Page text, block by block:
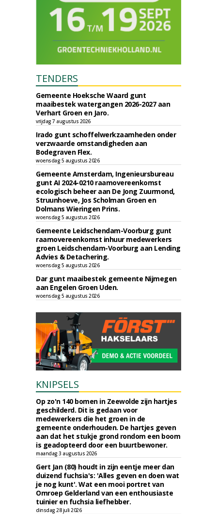
TENDERS
Gemeente Hoeksche Waard gunt
maaibestek watergangen 2026-2027 aan
Verhart Groen en Jaro.
vrijdag 7 augustus 2026
Irado gunt schoffelwerkzaamheden onder
verzwaarde omstandigheden aan
Bodegraven Flex.
woensdag 5 augustus 2026
Gemeente Amsterdam, Ingenieursbureau
gunt AI 2024-0210 raamovereenkomst
ecologisch beheer aan De Jong Zuurmond,
Struunhoeve, Jos Scholman Groen en
Dolmans Wieringen Prins.
woensdag 5 augustus 2026
Gemeente Leidschendam-Voorburg gunt
raamovereenkomst inhuur medewerkers
groen Leidschendam-Voorburg aan Lending
Advies & Detachering.
woensdag 5 augustus 2026
Dar gunt maaibestek gemeente Nijmegen
aan Engelen Groen Uden.
woensdag 5 augustus 2026
KNIPSELS
Op zo'n 140 bomen in Zeewolde zijn hartjes
geschilderd. Dit is gedaan voor
medewerkers die het groen in de
gemeente onderhouden. De hartjes geven
aan dat het stukje grond rondom een boom
is geadopteerd door een buurtbewoner.
maandag 3 augustus 2026
Gert Jan (80) houdt in zijn eentje meer dan
duizend fuchsia's: 'Alles geven en doen wat
je nog kunt'. Wat een mooi portret van
Omroep Gelderland van een enthousiaste
tuinier en fuchsia liefhebber.
dinsdag 28 juli 2026